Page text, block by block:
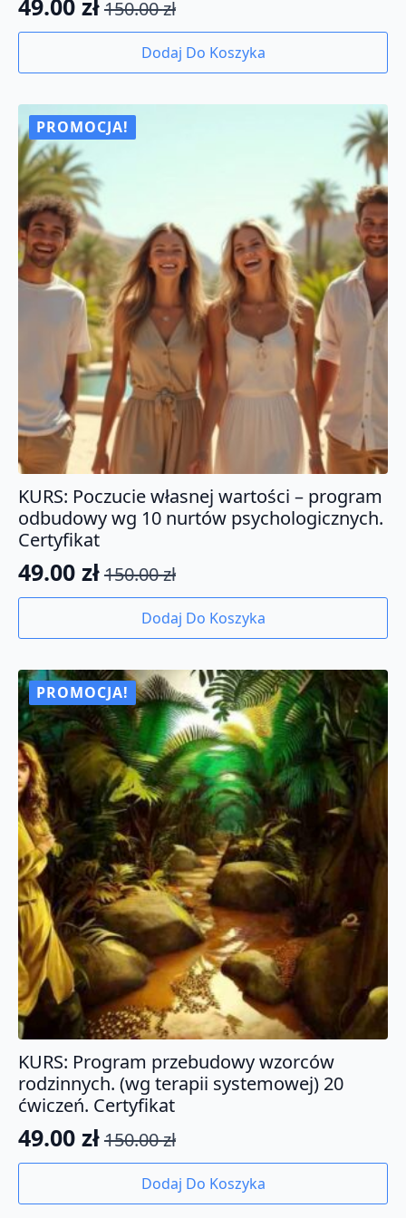
150.00zł
Pierwotna
wynosiła:
150.00 zł.
49.00 zł
Aktualna
wynosi:
49.00 zł.
Dodaj Do Koszyka
PROMOCJA!
KURS: Poczucie własnej wartości – program
odbudowy wg 10 nurtów psychologicznych.
Certyfikat
150.00zł
Pierwotna
wynosiła:
150.00 zł.
49.00 zł
Aktualna
wynosi:
49.00 zł.
Dodaj Do Koszyka
PROMOCJA!
KURS: Program przebudowy wzorców
rodzinnych. (wg terapii systemowej) 20
ćwiczeń. Certyfikat
150.00zł
Pierwotna
wynosiła:
49.00 zł
Aktualna
wynosi:
Dodaj Do Koszyka